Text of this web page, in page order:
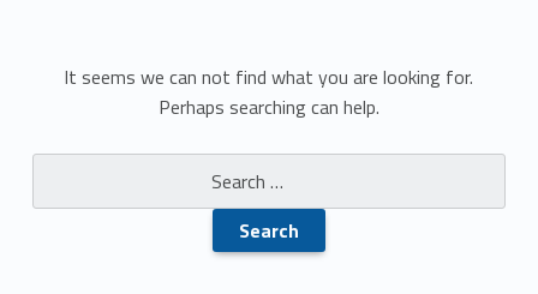
It seems we can not find what you are looking for.
Perhaps searching can help.
Search for: